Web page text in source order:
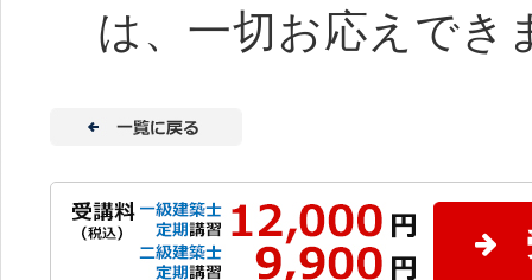
は、一切お応えでき